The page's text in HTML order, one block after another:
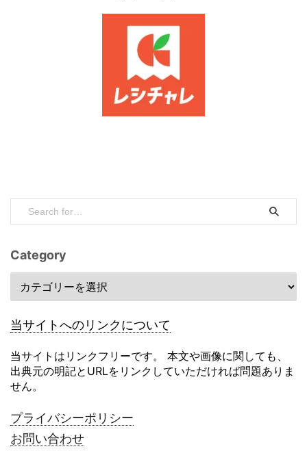
Category
当サイトへのリンクについて
当サイトはリンクフリーです。 本文や画像に関しても、
出典元の明記とURLをリンクしていただければ問題ありま
せん。
プライバシーポリシー
お問い合わせ